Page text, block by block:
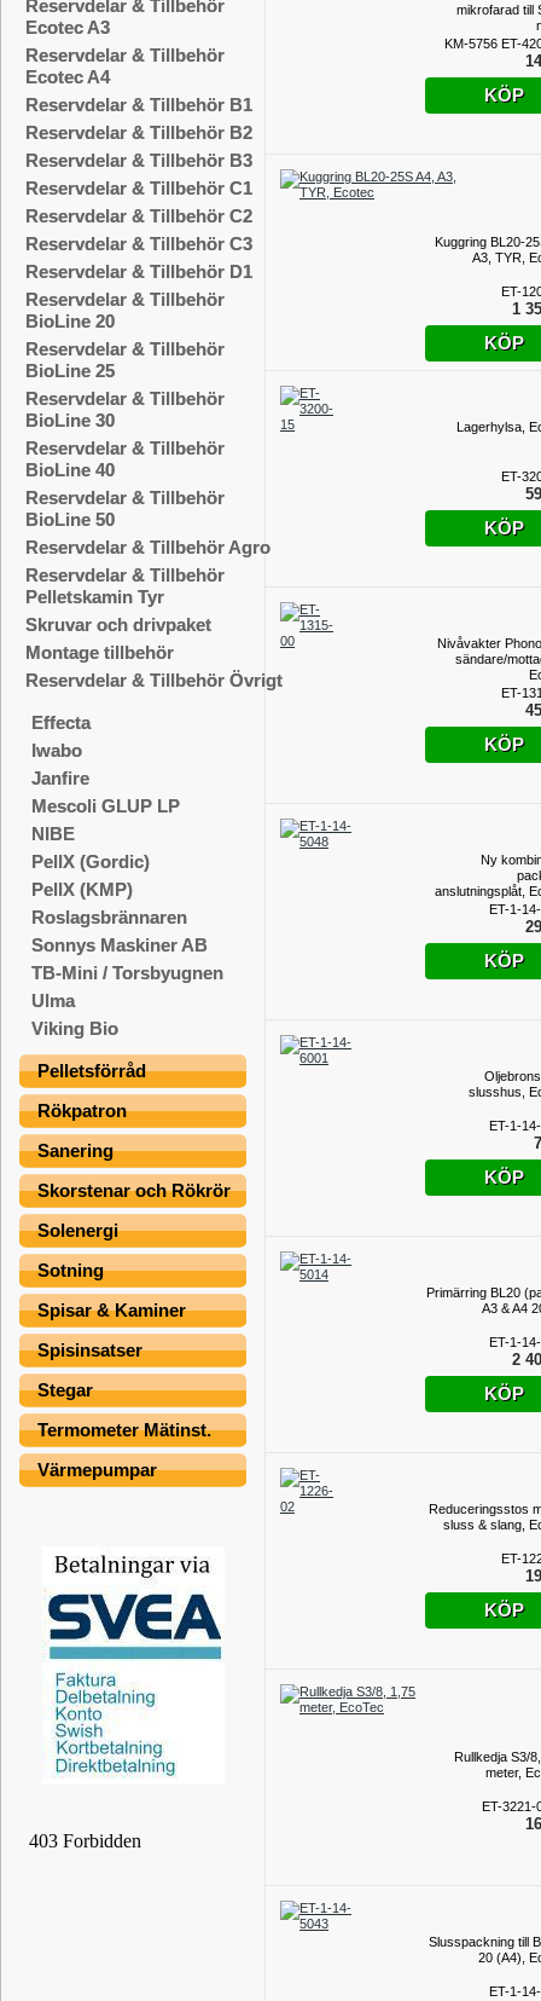
Reservdelar & Tillbehör
Ecotec A3
Reservdelar & Tillbehör
Ecotec A4
Reservdelar & Tillbehör B1
Reservdelar & Tillbehör B2
Reservdelar & Tillbehör B3
Reservdelar & Tillbehör C1
Reservdelar & Tillbehör C2
Reservdelar & Tillbehör C3
Reservdelar & Tillbehör D1
Reservdelar & Tillbehör
BioLine 20
Reservdelar & Tillbehör
BioLine 25
Reservdelar & Tillbehör
BioLine 30
Reservdelar & Tillbehör
BioLine 40
Reservdelar & Tillbehör
BioLine 50
Reservdelar & Tillbehör Agro
Reservdelar & Tillbehör
Pelletskamin Tyr
Skruvar och drivpaket
Montage tillbehör
Reservdelar & Tillbehör Övrigt
Effecta
Iwabo
Janfire
Mescoli GLUP LP
NIBE
PellX (Gordic)
PellX (KMP)
Roslagsbrännaren
Sonnys Maskiner AB
TB-Mini / Torsbyugnen
Ulma
Viking Bio
Pelletsförråd
Rökpatron
Sanering
Skorstenar och Rökrör
Solenergi
Sotning
Spisar & Kaminer
Spisinsatser
Stegar
Termometer Mätinst.
Värmepumpar
mikrofarad till
KM-5756 ET-
KÖP
Kuggring BL20-
A3, TYR,
ET-
1
KÖP
Lagerhylsa,
ET-
KÖP
Nivåvakter
sändare/
ET-
KÖP
Ny
anslutningsplåt,
ET-1-
KÖP
slusshus,
ET-1-
KÖP
Primärring BL20
A3 & A4
ET-1-
2
KÖP
Reduceringsstos
sluss & slang,
ET-
KÖP
Rullkedja S3/
meter,
ET-3221-
Slusspackning till
20 (A4),
ET-1-